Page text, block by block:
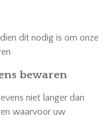
dit nodig is om onze
bewaren
niet langer dan
waarvoor uw